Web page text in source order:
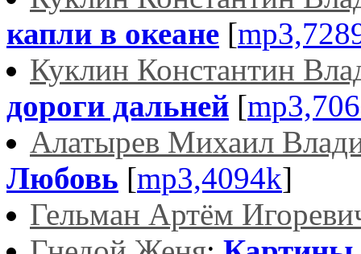
капли в океане [
Куклин Константин
дороги дальней [
Алатырев Михаил
Любовь [mp3,4094k]
Гельман Артём